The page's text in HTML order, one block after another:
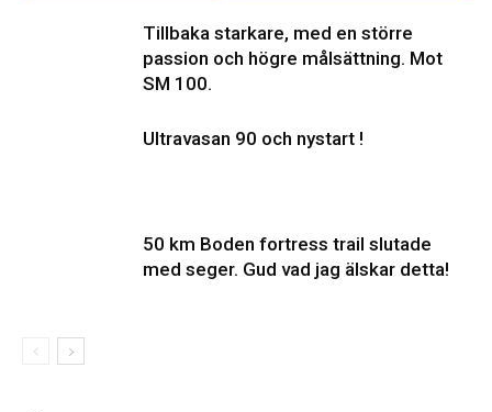
Tillbaka starkare, med en större
passion och högre målsättning. Mot
SM 100.
Ultravasan 90 och nystart !
50 km Boden fortress trail slutade
med seger. Gud vad jag älskar detta!